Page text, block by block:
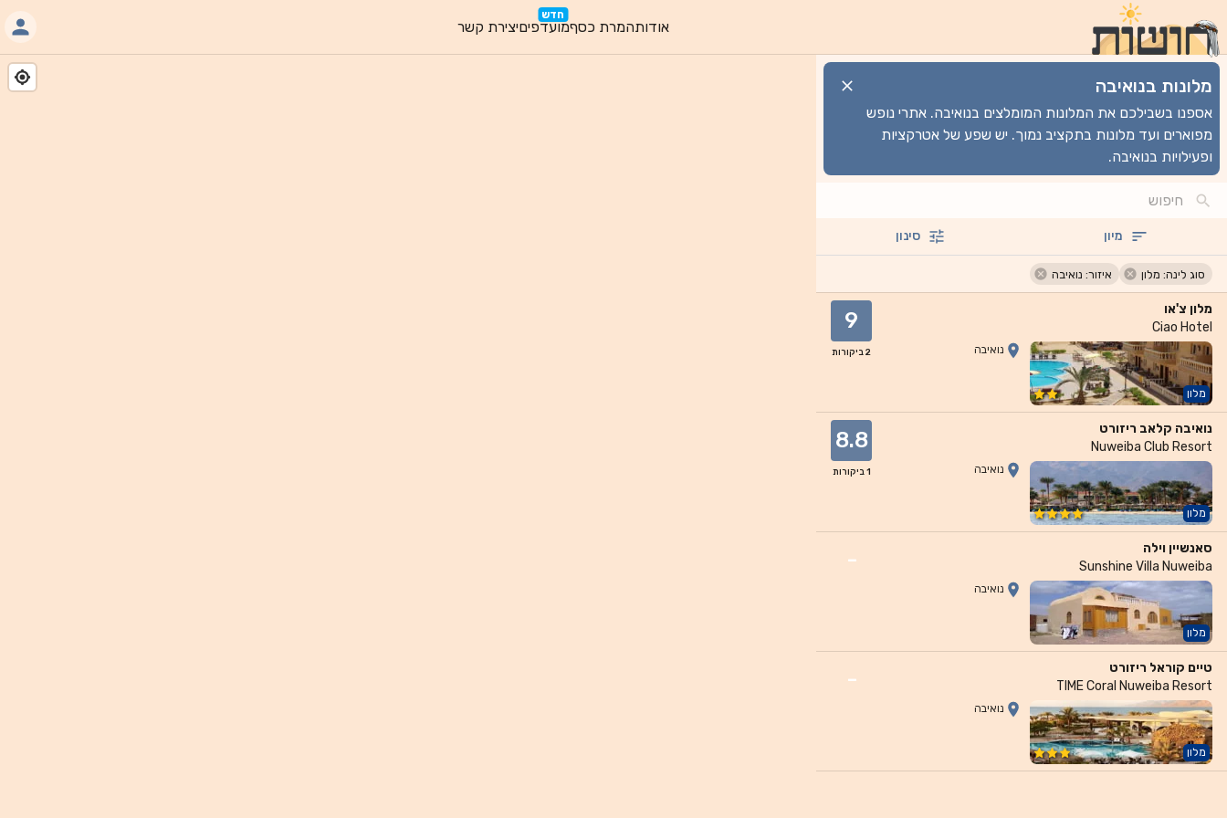
אודותהמרת כסף
חדש
מועדפיםיצירת קשר
מלונות בנואיבה
אספנו בשבילכם את המלונות המומלצים בנואיבה. אתרי נופש
מפוארים ועד מלונות בתקציב נמוך. יש שפע של אטרקציות
ופעילויות בנואיבה.
מיון סינון
סוג לינה: מלון איזור: נואיבה
מלון צ'או
Ciao Hotel
9
2ביקורות
מלון
נואיבה
נואיבה קלאב ריזורט
Nuweiba Club Resort
8.8
1ביקורות
מלון
נואיבה
סאנשיין וילה
Sunshine Villa Nuweiba
-
מלון
נואיבה
טיים קוראל ריזורט
TIME Coral Nuweiba Resort
-
מלון
נואיבה